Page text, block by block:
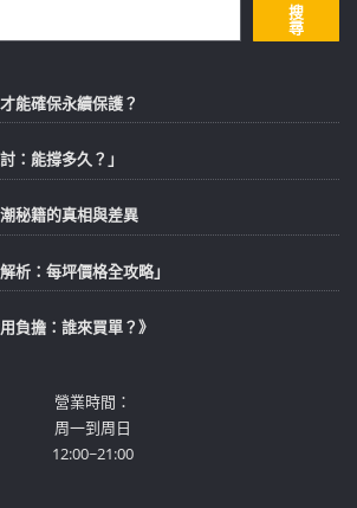
搜
尋
能確保永續保護？
：能撐多久？」
秘籍的真相與差異
析：每坪價格全攻略」
負擔：誰來買單？》
營業時間：
周一到周日
12:00~21:00